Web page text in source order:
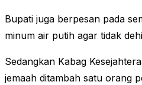
Bupati juga berpesan pada
minum air putih agar tidak
Sedangkan Kabag
jemaah ditambah satu orang